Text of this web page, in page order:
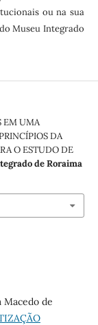
ou na sua
Museu Integrado
EM UMA
DA
O ESTUDO DE
de Roraima
Macedo de